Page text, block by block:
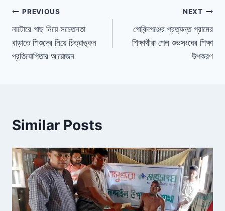
b
o
o
k
d
s n
dl
PREVIOUS
নাটোরে গাছ নিয়ে সচেতনতা
বাড়াতে শিশুদের নিয়ে চিত্রাঙ্কন
প্রতিযোগিতার আয়োজন
NEXT
গোবিন্দগঞ্জের প্রত্যন্ত গ্রামের
শিক্ষার্থীরা পেল শুভসংঘের শিক্ষা
উপকরণ
Similar Posts